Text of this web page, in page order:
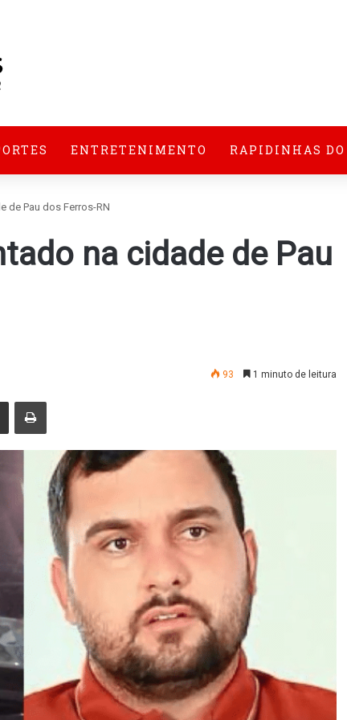
ENTRETENIMENTO RAPIDINHAS DO
de Pau dos Ferros-RN
na cidade de Pau
93 1 minuto de leitura
Compartilhar via e-mail Imprimir